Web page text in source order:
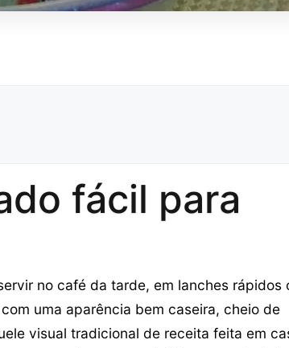
fácil para
no café da tarde, em lanches rápidos
uma aparência bem caseira, cheio de
visual tradicional de receita feita em